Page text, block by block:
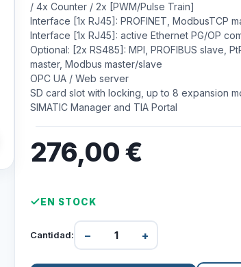
/ 4x Counter / 2x [PWM/Pulse Train]
Interface [1x RJ45]: PROFINET, ModbusTCP
Interface [1x RJ45]: active Ethernet PG/OP
Optional: [2x RS485]: MPI, PROFIBUS slave,
master, Modbus master/slave
OPC UA / Web server
SD card slot with locking, up to 8 expansion
SIMATIC Manager and TIA Portal
276,00€
EN STOCK
Cantidad: − +